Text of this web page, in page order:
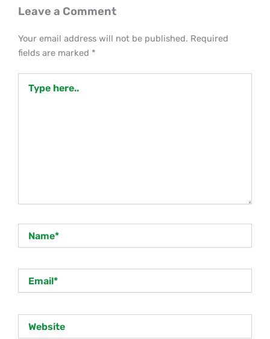
Leave a Comment
Your email address will not be published. Required
fields are marked *
here..